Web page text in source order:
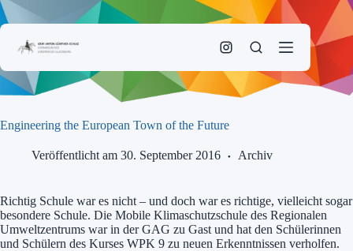
Zum
Inhalt
Engineering the European Town of the Future
Veröffentlicht am 30. September 2016 Archiv
Richtig Schule war es nicht – und doch war es richtige, vielleicht sogar
besondere Schule. Die Mobile Klimaschutzschule des Regionalen
Umweltzentrums war in der GAG zu Gast und hat den Schülerinnen
und Schülern des Kurses WPK 9 zu neuen Erkenntnissen verholfen.